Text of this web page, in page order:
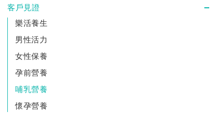
客戶見證
樂活養生
男性活力
女性保養
孕前營養
哺乳營養
懷孕營養